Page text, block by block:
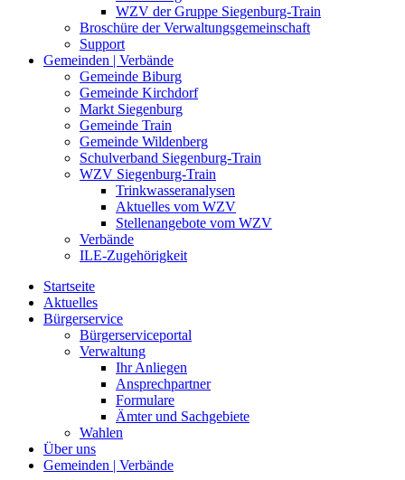
WZV der Gruppe Siegenburg-Train
Broschüre der Verwaltungsgemeinschaft
Support
Gemeinden | Verbände
Gemeinde Biburg
Gemeinde Kirchdorf
Markt Siegenburg
Gemeinde Train
Gemeinde Wildenberg
Schulverband Siegenburg-Train
WZV Siegenburg-Train
Trinkwasseranalysen
Aktuelles vom WZV
Stellenangebote vom WZV
Verbände
ILE-Zugehörigkeit
Startseite
Aktuelles
Bürgerservice
Bürgerserviceportal
Verwaltung
Ihr Anliegen
Ansprechpartner
Formulare
Ämter und Sachgebiete
Wahlen
Über uns
Gemeinden | Verbände